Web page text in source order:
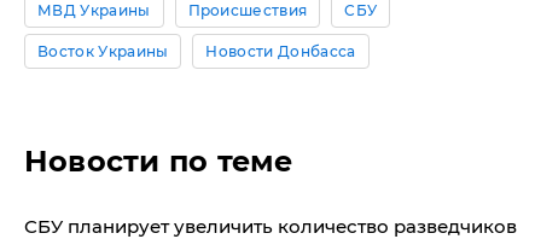
МВД Украины Происшествия СБУ
Восток Украины Новости Донбасса
Новости по теме
​СБУ планирует увеличить количество разведчиков